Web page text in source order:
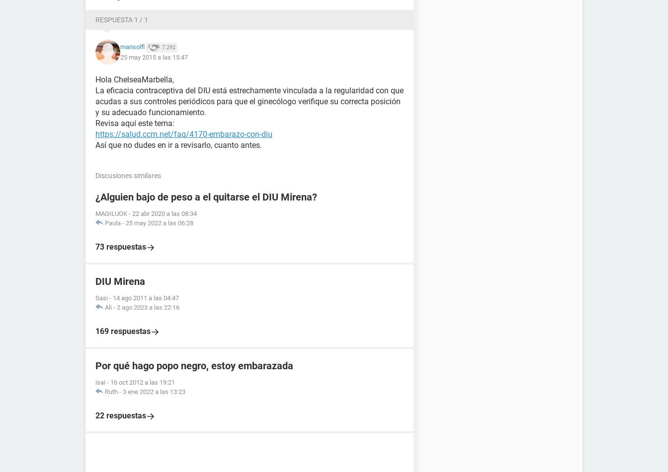
Saludos a todas....!!! :*
RESPUESTA 1 / 1
marisolfl 7.292
25 may 2015 a las 15:47
Hola ChelseaMarbella,
La eficacia contraceptiva del DIU está estrechamente vinculada a la regularidad con que
acudas a sus controles periódicos para que el ginecólogo verifique su correcta posición
y su adecuado funcionamiento.
Revisa aquí este tema:
https://salud.ccm.net/faq/4170-embarazo-con-diu
Así que no dudes en ir a revisarlo, cuanto antes.
Discusiones similares
¿Alguien bajo de peso a el quitarse el DIU Mirena?
MAGILUOK - 22 abr 2020 a las 08:34
Paula - 25 may 2022 a las 06:28
73 respuestas
DIU Mirena
Sasi - 14 ago 2011 a las 04:47
Ali - 2 ago 2023 a las 22:16
169 respuestas
Por qué hago popo negro, estoy embarazada
isai - 16 oct 2012 a las 19:21
Ruth - 3 ene 2022 a las 13:23
22 respuestas